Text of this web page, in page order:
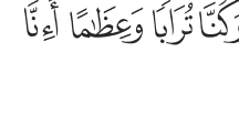
أَءِنَّا لَمَبْعُوثُونَ ٤٧
ﳊﳋﳌ